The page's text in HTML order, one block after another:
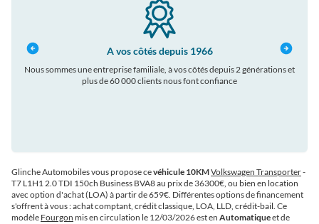
A vos côtés depuis 1966
Nous sommes une entreprise familiale, à vos côtés depuis 2 générations et
plus de 60 000 clients nous font confiance
Glinche Automobiles vous propose cevéhicule 10KMVolkswagen Transporter-
T7 L1H1 2.0 TDI 150ch Business BVA8 au prix de 36300€, ou bien en location
avec option d'achat (LOA) à partir de 659€. Différentes options de financement
s'offrent à vous : achat comptant, crédit classique, LOA, LLD, crédit-bail. Ce
modèle Fourgon mis en circulation le 12/03/2026 est en Automatiqueet de